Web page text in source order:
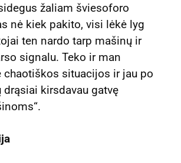
žaliam šviesoforo
nė kiek pakito, visi lėkė lyg
ten nardo tarp mašinų ir
signalu. Teko ir man
chaotiškos situacijos ir jau po
kirsdavau gatvę